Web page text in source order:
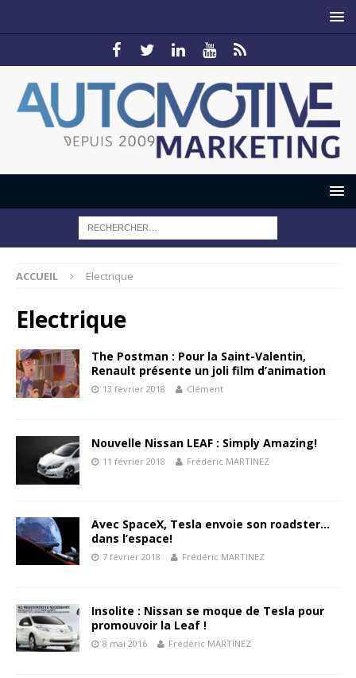
ACCUEIL Electrique
Electrique
The Postman : Pour la Saint-Valentin,
Renault présente un joli film d’animation
13 février 2018 Clément
Nouvelle Nissan LEAF : Simply Amazing!
11 février 2018 Frédéric MARTINEZ
Avec SpaceX, Tesla envoie son roadster…
dans l’espace!
7 février 2018 Frédéric MARTINEZ
Insolite : Nissan se moque de Tesla pour
promouvoir la Leaf !
8 mai 2016 Frédéric MARTINEZ